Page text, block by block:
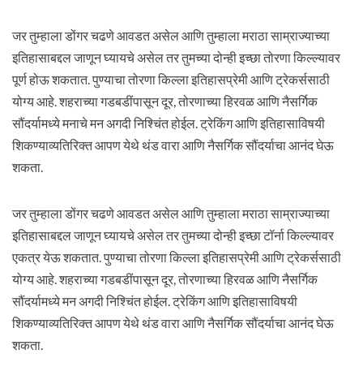
जर तुम्हाला डोंगर चढणे आवडत असेल आणि तुम्हाला मराठा साम्राज्याच्या
इतिहासाबद्दल जाणून घ्यायचे असेल तर तुमच्या दोन्ही इच्छा तोरणा किल्ल्यावर
पूर्ण होऊ शकतात. पुण्याचा तोरणा किल्ला इतिहासप्रेमी आणि ट्रेकर्ससाठी
योग्य आहे. शहराच्या गडबडींपासून दूर, तोरणाच्या हिरवळ आणि नैसर्गिक
सौंदर्यामध्ये मनाचे मन अगदी निश्चिंत होईल. ट्रेकिंग आणि इतिहासाविषयी
शिकण्याव्यतिरिक्त आपण येथे थंड वारा आणि नैसर्गिक सौंदर्याचा आनंद घेऊ
शकता.
जर तुम्हाला डोंगर चढणे आवडत असेल आणि तुम्हाला मराठा साम्राज्याच्या
इतिहासाबद्दल जाणून घ्यायचे असेल तर तुमच्या दोन्ही इच्छा टॉर्ना किल्ल्यावर
एकत्र येऊ शकतात. पुण्याचा तोरणा किल्ला इतिहासप्रेमी आणि ट्रेकर्ससाठी
योग्य आहे. शहराच्या गडबडींपासून दूर, तोरणाच्या हिरवळ आणि नैसर्गिक
सौंदर्यामध्ये मन अगदी निश्चिंत होईल. ट्रेकिंग आणि इतिहासाविषयी
शिकण्याव्यतिरिक्त आपण येथे थंड वारा आणि नैसर्गिक सौंदर्याचा आनंद घेऊ
शकता.